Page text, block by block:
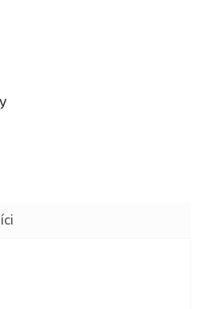
je 5 z 5 hvězdiček.